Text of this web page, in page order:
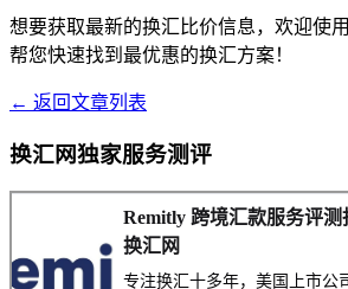
想要获取最新的换汇比价信息，欢迎使用
帮您快速找到最优惠的换汇方案！
← 返回文章列表
换汇网独家服务测评